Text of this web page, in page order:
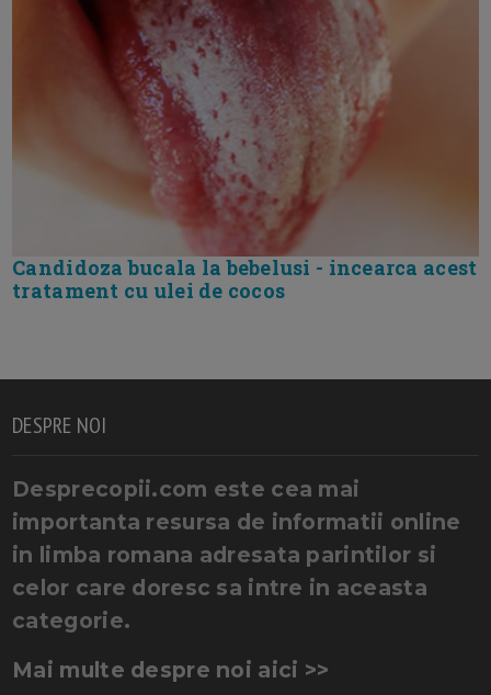
Candidoza bucala la bebelusi - incearca acest
tratament cu ulei de cocos
DESPRE NOI
Desprecopii.com este cea mai
importanta resursa de informatii online
in limba romana adresata parintilor si
celor care doresc sa intre in aceasta
categorie.
Mai multe despre noi aici >>